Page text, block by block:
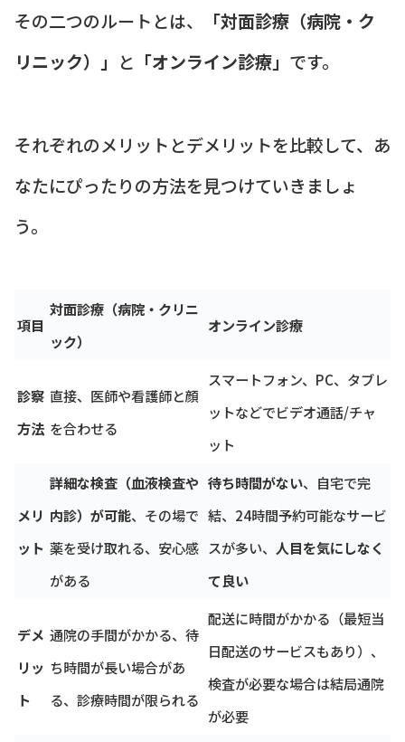
その二つのルートとは、
「対面診療（病院・ク
リニック）」 と 「オンライン診療」 です。
それぞれのメリットとデメリットを比較して、あ
なたにぴったりの方法を見つけていきましょ
う。
項目
対面診療（病院・クリニ
ック）
オンライン診療
診察
方法
直接、医師や看護師と顔
を合わせる
スマートフォン、PC、タブレ
ットなどでビデオ通話/チャ
ット
メリ
ット
詳細な検査（血液検査や
内診）が可能、その場で
薬を受け取れる、安心感
がある
待ち時間がない、自宅で完
結、24時間予約可能なサービ
スが多い、 人目を気にしなく
て良い
デメ
リッ
ト
通院の手間がかかる、待
ち時間が長い場合があ
る、診療時間が限られる
配送に時間がかかる（最短当
日配送のサービスもあり）、
検査が必要な場合は結局通院
が必要